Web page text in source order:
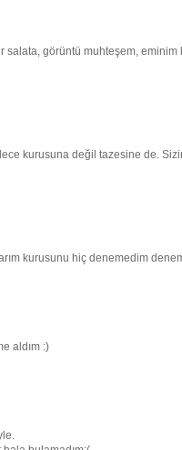
salata, görüntü muhteşem,
kurusuna değil tazesine de.
kurusunu hiç denemedim
aldım :)